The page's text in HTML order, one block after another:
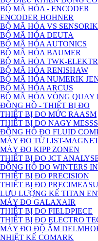
BỘ MÃ HÓA - ENCODER
ENCODER HOHNER
BỘ MÃ HÓA VS SENSORIK
BỘ MÃ HÓA DEUTA
BỘ MÃ HÓA AUTONICS
BỘ MÃ HÓA BAUMER
BỘ MÃ HÓA TWK-
BỘ MÃ HÓA RENISHAW
BỘ MÃ HÓA NUMERIK
BỘ MÃ HÓA ARCUS
BỘ MÃ HÓA VÒNG QUAY
ĐỒNG HỒ - THIẾT BỊ ĐO
THIẾT BỊ ĐO MỨC RAASM
THIẾT BỊ ĐO NAGY
ĐỒNG HỒ ĐO FLUID
MÁY ĐO TỪ LIST-
MÁY ĐO KIPP ZONEN
THIẾT BỊ ĐO JCT
ĐỒNG HỒ ĐO WINTERS
THIẾT BỊ ĐO PRECISION
THIẾT BỊ ĐO
LƯU LƯỢNG KẾ TITAN
MÁY ĐO GALAXAIR
THIẾT BỊ ĐO FIELDPIECE
THIẾT BỊ ĐO ELECTRO
MÁY ĐO ĐỘ ẨM
NHIỆT KẾ COMARK